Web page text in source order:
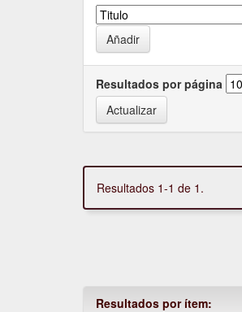
Resultados por página
Resultados 1-1 de 1.
Resultados por ítem: